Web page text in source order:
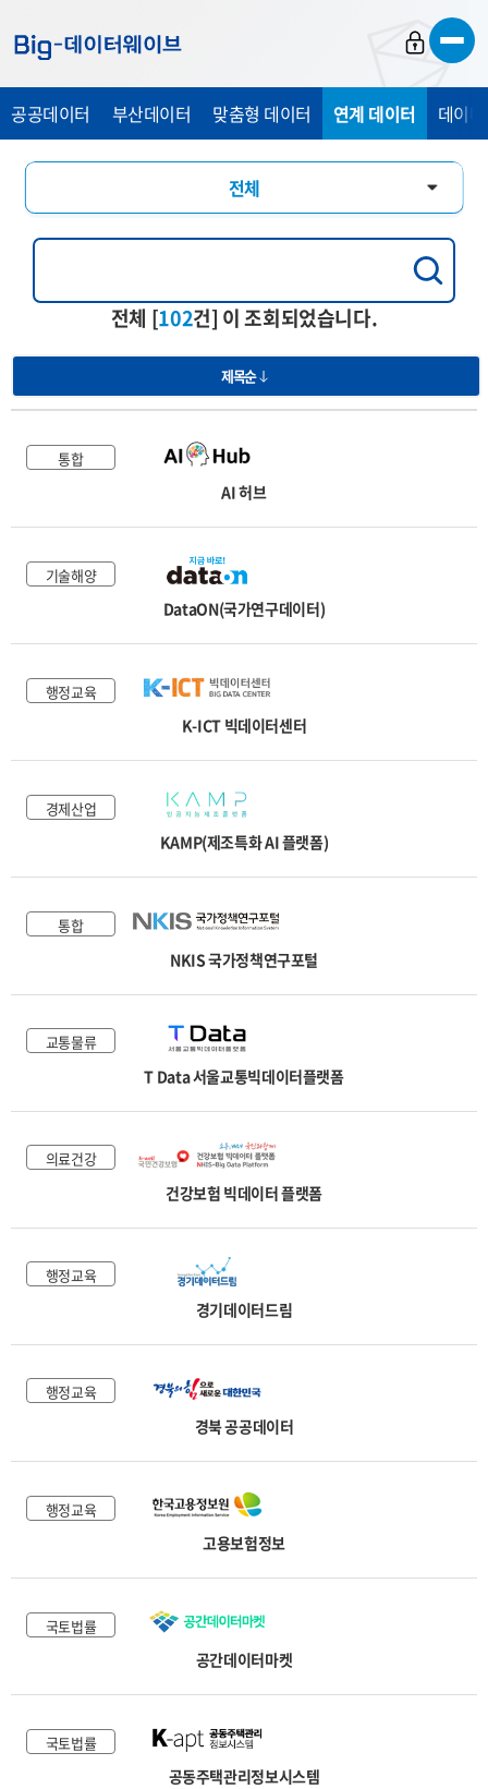
가
가
가
공공데이터 부산데이터 맞춤형 데이터 연계 데이터 데이
전체
통합
관광복지
의료건강
교통물류
환경안전
기술해양
전체 [102건] 이 조회되었습니다.
제목순
통합
AI 허브
기술해양
DataON(국가연구데이터)
행정교육
K-ICT 빅데이터센터
경제산업
KAMP(제조특화 AI 플랫폼)
통합
NKIS 국가정책연구포털
교통물류
T Data 서울교통빅데이터플랫폼
의료건강
건강보험 빅데이터 플랫폼
행정교육
경기데이터드림
행정교육
경북 공공데이터
행정교육
고용보험정보
국토법률
공간데이터마켓
국토법률
공동주택관리정보시스템